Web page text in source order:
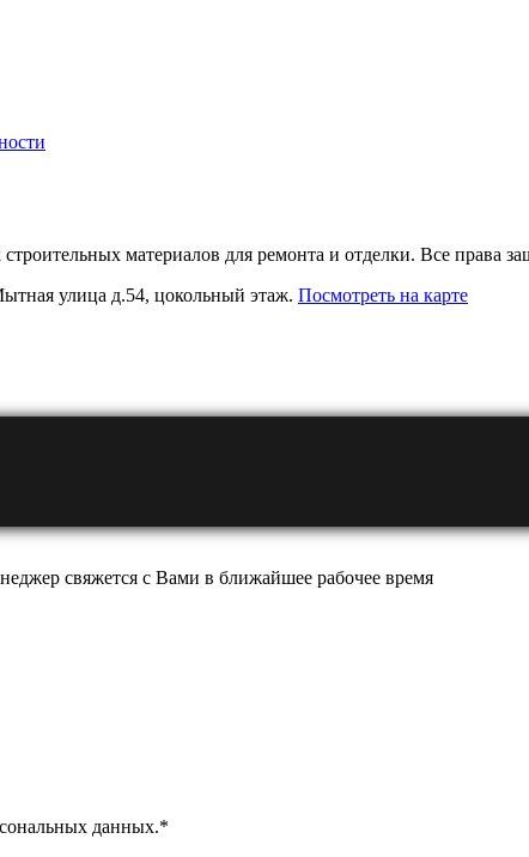
материалов для ремонта и отделки. Все права
улица д.54, цокольный этаж. Посмотреть на карте
свяжется с Вами в ближайшее рабочее время
данных.*